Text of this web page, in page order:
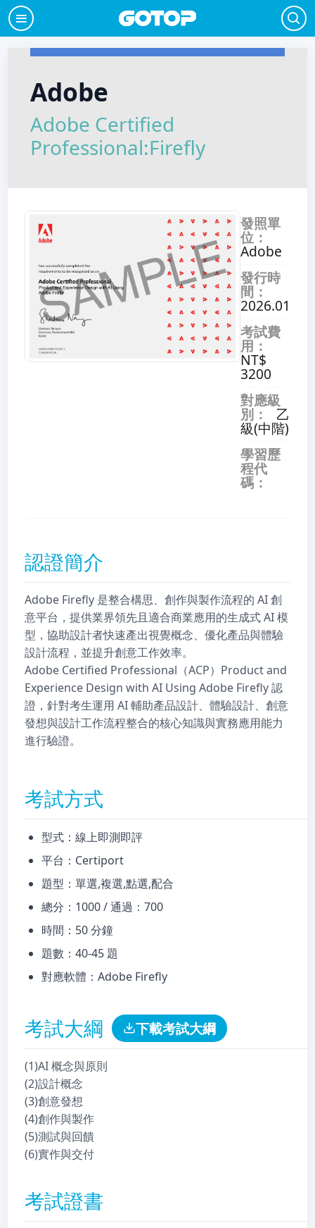
Adobe
Adobe Certified
Professional:Firefly
發照單
位：
Adobe
發行時
間：
2026.01
考試費
用：
NT$
3200
對應級
別： 乙
級(中階)
學習歷
程代
碼：
認證簡介
Adobe Firefly 是整合構思、創作與製作流程的 AI 創
意平台，提供業界領先且適合商業應用的生成式 AI 模
型，協助設計者快速產出視覺概念、優化產品與體驗
設計流程，並提升創意工作效率。
Adobe Certified Professional（ACP）Product and
Experience Design with AI Using Adobe Firefly 認
證，針對考生運用 AI 輔助產品設計、體驗設計、創意
發想與設計工作流程整合的核心知識與實務應用能力
進行驗證。
考試方式
型式：線上即測即評
平台：Certiport
題型：單選,複選,點選,配合
總分：1000 / 通過：700
時間：50 分鐘
題數：40-45 題
對應軟體：Adobe Firefly
考試大綱 下載考試大綱
(1)AI 概念與原則
(2)設計概念
(3)創意發想
(4)創作與製作
(5)測試與回饋
(6)實作與交付
考試證書